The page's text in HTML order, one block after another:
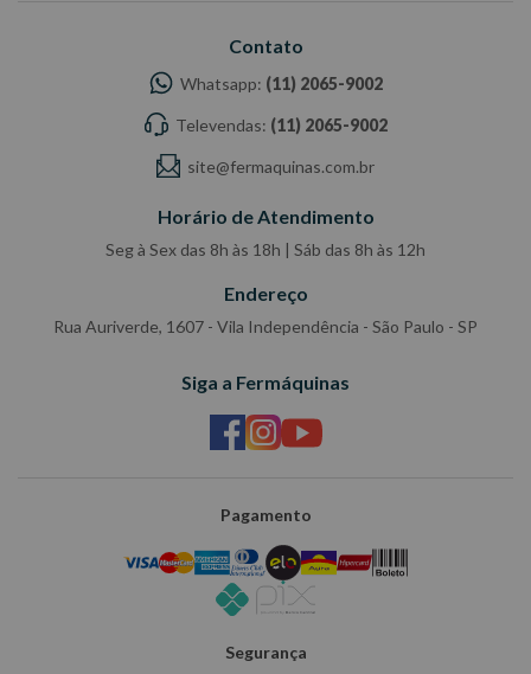
Fabricante: ROTTA
-Imagens meramente ilustrativas
Fabricante/Fornecedor.
Contato
Whatsapp: (11) 2065-9002
Televendas: (11) 2065-9002
site@fermaquinas.com.br
Horário de Atendimento
Seg à Sex das 8h às 18h | Sáb das 8h às 12h
Endereço
Rua Auriverde, 1607 - Vila Independência - São Paulo - SP
Siga a Fermáquinas
Pagamento
Segurança